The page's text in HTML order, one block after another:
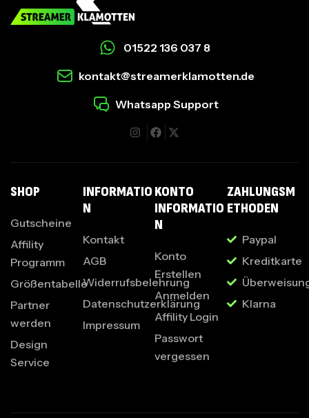
01522 136 037 8
kontakt@streamerklamotten.de
Whatsapp Support
SHOP
Gutscheine
Affility
Programm
Größentabelle
Partner
werden
Design
Service
INFORMATIO
N
Kontakt
AGB
Widerrufsbelehrung
Datenschutzerklärung
Impressum
KONTO
INFORMATIO
N
Konto
Erstellen
Anmelden
Affility Login
Passwort
vergessen
ZAHLUNGSM
ETHODEN
Paypal
Kreditkarte
Klarna